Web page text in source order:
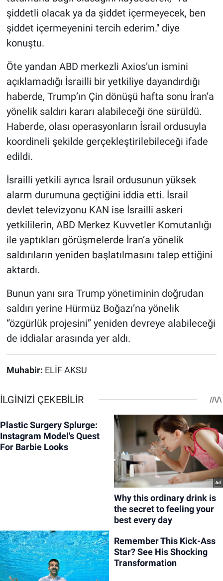
şiddetli olacak ya da şiddet içermeyecek, ben
şiddet içermeyenini tercih ederim." diye
konuştu.
Öte yandan ABD merkezli Axios’un ismini
açıklamadığı İsrailli bir yetkiliye dayandırdığı
haberde, Trump’ın Çin dönüşü hafta sonu İran’a
yönelik saldırı kararı alabileceği öne sürüldü.
Haberde, olası operasyonların İsrail ordusuyla
koordineli şekilde gerçekleştirilebileceği ifade
edildi.
İsrailli yetkili ayrıca İsrail ordusunun yüksek
alarm durumuna geçtiğini iddia etti. İsrail
devlet televizyonu KAN ise İsrailli askeri
yetkililerin, ABD Merkez Kuvvetler Komutanlığı
ile yaptıkları görüşmelerde İran’a yönelik
saldırıların yeniden başlatılmasını talep ettiğini
aktardı.
Bunun yanı sıra Trump yönetiminin doğrudan
saldırı yerine Hürmüz Boğazı’na yönelik
“özgürlük projesini” yeniden devreye alabileceği
de iddialar arasında yer aldı.
Muhabir: ELİF AKSU